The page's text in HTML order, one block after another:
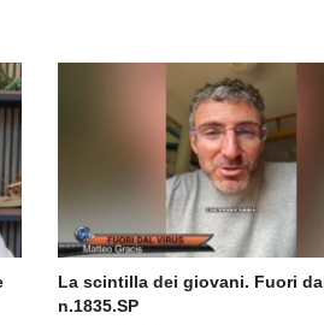
La scintilla dei giovani. Fuori
n.1835.SP